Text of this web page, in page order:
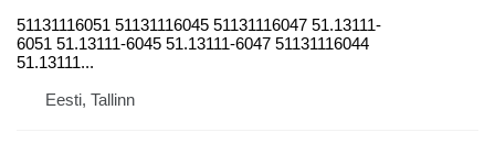
51131116051 51131116045 51131116047 51.13111-
6051 51.13111-6045 51.13111-6047 51131116044
51.13111...
Eesti, Tallinn